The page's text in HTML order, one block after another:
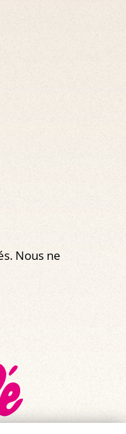
Nous ne